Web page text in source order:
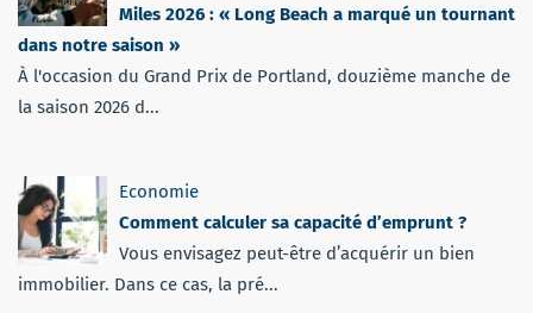
Miles 2026 : « Long Beach a marqué un tournant
dans notre saison »
À l'occasion du Grand Prix de Portland, douzième manche de
la saison 2026 d...
Economie
Comment calculer sa capacité d’emprunt ?
Vous envisagez peut-être d’acquérir un bien
immobilier. Dans ce cas, la pré...